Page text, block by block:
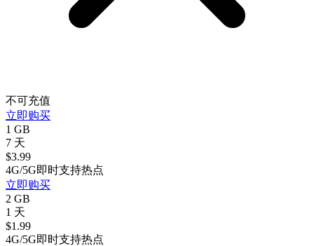
不可充值
立即购买
1 GB
7 天
$3.99
4G/5G即时支持热点
立即购买
2 GB
1 天
$1.99
4G/5G即时支持热点